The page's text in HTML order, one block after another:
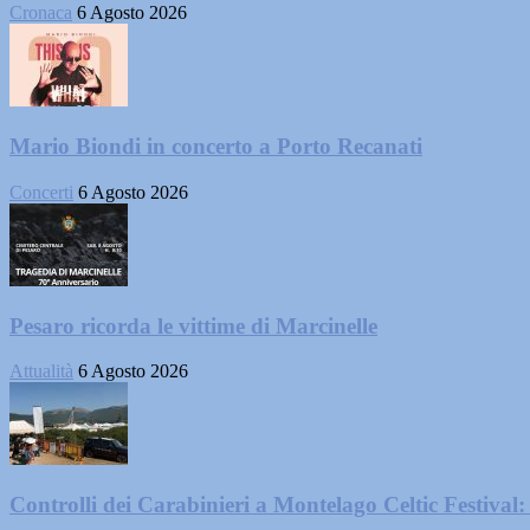
Cronaca 6 Agosto 2026
Mario Biondi in concerto a Porto Recanati
Concerti 6 Agosto 2026
Pesaro ricorda le vittime di Marcinelle
Attualità 6 Agosto 2026
Controlli dei Carabinieri a Montelago Celtic Festival: